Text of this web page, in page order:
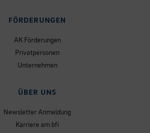
FÖRDERUNGEN
AK Förderungen
Privatpersonen
Unternehmen
ÜBER UNS
Newsletter Anmeldung
Karriere am bfi